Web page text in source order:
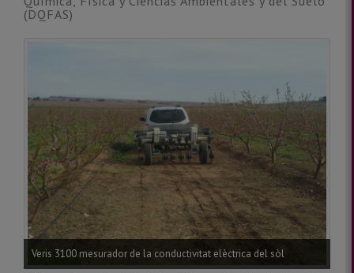
(DQFAS)
Veris 3100 mesurador de la conductivitat elèctrica del sòl